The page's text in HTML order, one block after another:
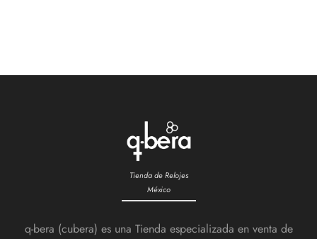
Tienda de Relojes
México
q-bera (cubera) es una Tienda especializada en venta de